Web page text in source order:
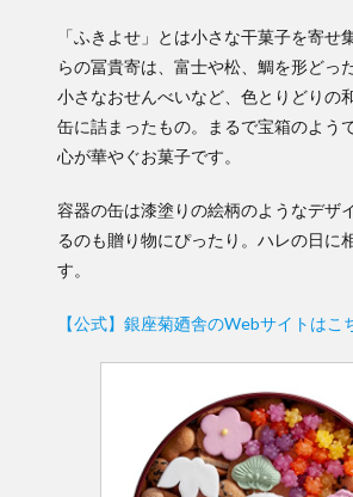
「ふきよせ」とは小さな干菓子を寄せ
らの冨貴寄は、富士や松、鯛を形どっ
小さなおせんべいなど、色とりどりの
缶に詰まったもの。まるで宝箱のよう
心が華やぐお菓子です。
容器の缶は漆塗りの絵柄のようなデザ
るのも贈り物にぴったり。ハレの日に
す。
【公式】銀座菊廼舎のWebサイトはこ